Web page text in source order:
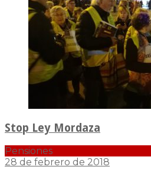
Stop Ley Mordaza
Pensiones
28 de febrero de 2018